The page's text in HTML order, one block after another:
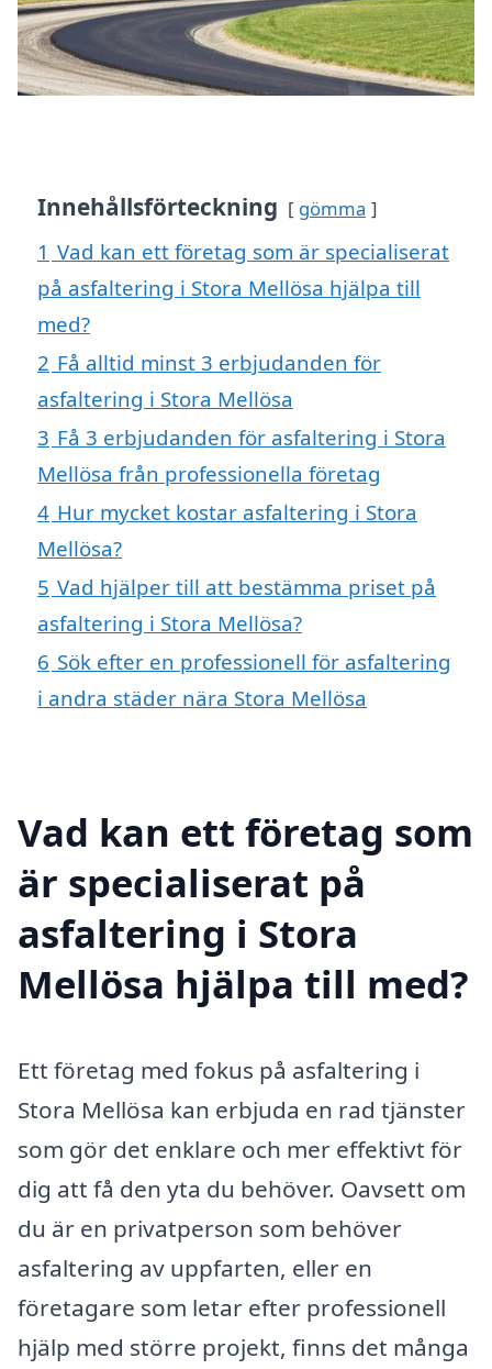
Innehållsförteckning gömma
1 Vad kan ett företag som är specialiserat
på asfaltering i Stora Mellösa hjälpa till
med?
2 Få alltid minst 3 erbjudanden för
asfaltering i Stora Mellösa
3 Få 3 erbjudanden för asfaltering i Stora
Mellösa från professionella företag
4 Hur mycket kostar asfaltering i Stora
Mellösa?
5 Vad hjälper till att bestämma priset på
asfaltering i Stora Mellösa?
6 Sök efter en professionell för asfaltering
i andra städer nära Stora Mellösa
Vad kan ett företag som
är specialiserat på
asfaltering i Stora
Mellösa hjälpa till med?
Ett företag med fokus på asfaltering i
Stora Mellösa kan erbjuda en rad tjänster
som gör det enklare och mer effektivt för
dig att få den yta du behöver. Oavsett om
du är en privatperson som behöver
asfaltering av uppfarten, eller en
företagare som letar efter professionell
hjälp med större projekt, finns det många